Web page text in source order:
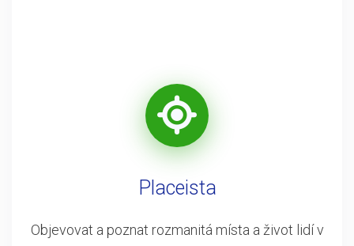
Placeista
Objevovat a poznat rozmanitá místa a život lidí v